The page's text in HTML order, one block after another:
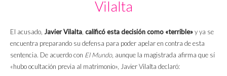
Vilalta
El acusado, Javier Vilalta calificó esta decisión como «terrible»y ya se
encuentra preparando su defensa para poder apelar en contra de esta
sentencia. De acuerdo con El Mundo, aunque la magistrada afirma que sí
«hubo ocultación previa al matrimonio», Javier Vilalta declaró: